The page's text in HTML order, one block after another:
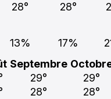
28°
28°
13% 17%
Septembre
29°
28°
29°
28°